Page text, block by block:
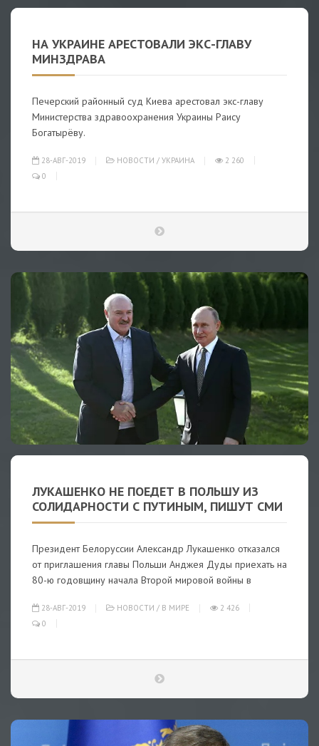
НА УКРАИНЕ АРЕСТОВАЛИ ЭКС-ГЛАВУ
МИНЗДРАВА
Печерский районный суд Киева арестовал экс-главу
Министерства здравоохранения Украины Раису
Богатырёву.
28-АВГ-2019 НОВОСТИ / УКРАИНА
2 260
0
ЛУКАШЕНКО НЕ ПОЕДЕТ В ПОЛЬШУ ИЗ
СОЛИДАРНОСТИ С ПУТИНЫМ, ПИШУТ СМИ
Президент Белоруссии Александр Лукашенко отказался
от приглашения главы Польши Анджея Дуды приехать на
80-ю годовщину начала Второй мировой войны в
28-АВГ-2019 НОВОСТИ / В МИРЕ
2 426
0